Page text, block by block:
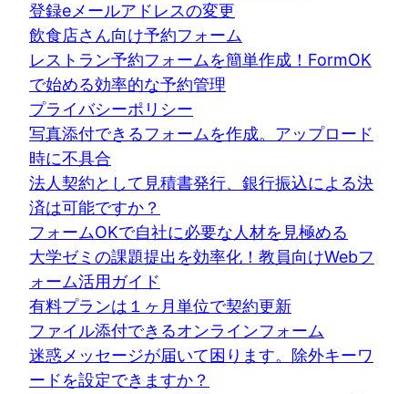
登録eメールアドレスの変更
飲食店さん向け予約フォーム
レストラン予約フォームを簡単作成！FormOK
で始める効率的な予約管理
プライバシーポリシー
写真添付できるフォームを作成。アップロード
時に不具合
法人契約として見積書発行、銀行振込による決
済は可能ですか？
フォームOKで自社に必要な人材を見極める
大学ゼミの課題提出を効率化！教員向けWebフ
ォーム活用ガイド
有料プランは１ヶ月単位で契約更新
ファイル添付できるオンラインフォーム
迷惑メッセージが届いて困ります。除外キーワ
ードを設定できますか？